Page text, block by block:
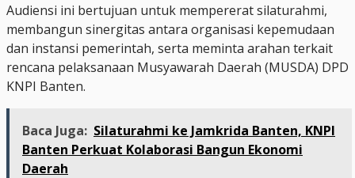
Audiensi ini bertujuan untuk mempererat silaturahmi,
membangun sinergitas antara organisasi kepemudaan
dan instansi pemerintah, serta meminta arahan terkait
rencana pelaksanaan Musyawarah Daerah (MUSDA) DPD
KNPI Banten.
Baca Juga: Silaturahmi ke Jamkrida Banten, KNPI
Banten Perkuat Kolaborasi Bangun Ekonomi
Daerah